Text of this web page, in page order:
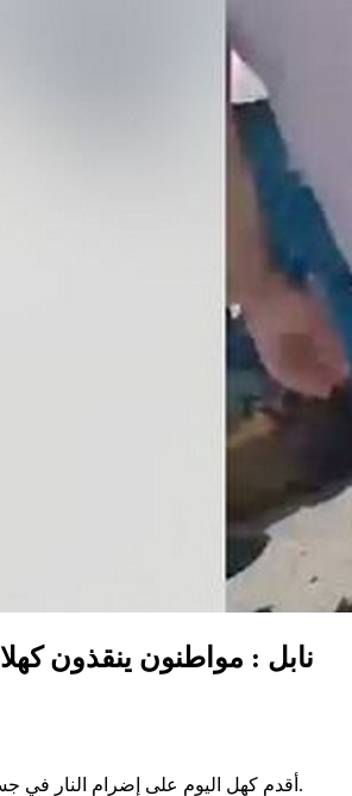
نابل : مواطنون ينقذون
أقدم كهل اليوم على إضرام النار في جسده بفضاء معرض نابل.